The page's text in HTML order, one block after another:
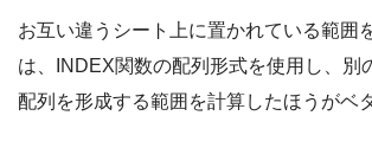
お互い違うシート上に置かれている範囲
は、INDEX関数の配列形式を使用し、別
配列を形成する範囲を計算したほうがベ